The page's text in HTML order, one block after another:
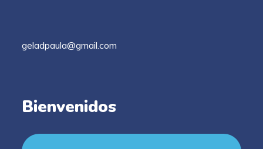
geladpaula@gmail.com
Bienvenidos